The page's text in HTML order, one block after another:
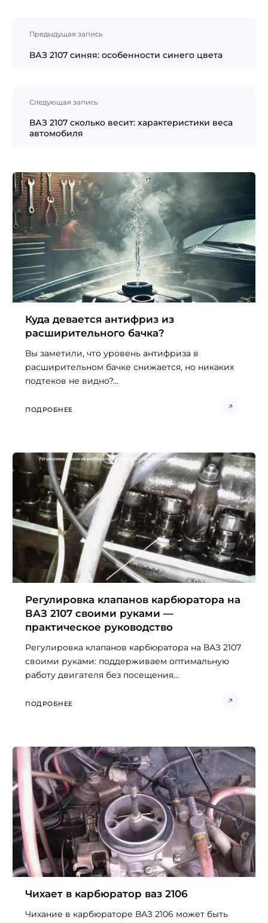
записям
Предыдущая запись
ВАЗ 2107 синяя: особенности синего цвета
Следующая запись
ВАЗ 2107 сколько весит: характеристики веса
автомобиля
Куда девается антифриз из
расширительного бачка?
Вы заметили, что уровень антифриза в
расширительном бачке снижается, но никаких
подтеков не видно?...
ПОДРОБНЕЕ
Регулировка клапанов карбюратора на
ВАЗ 2107 своими руками —
практическое руководство
Регулировка клапанов карбюратора на ВАЗ 2107
своими руками: поддерживаем оптимальную
работу двигателя без посещения...
ПОДРОБНЕЕ
Чихает в карбюратор ваз 2106
Чихание в карбюраторе ВАЗ 2106 может быть
Найти: